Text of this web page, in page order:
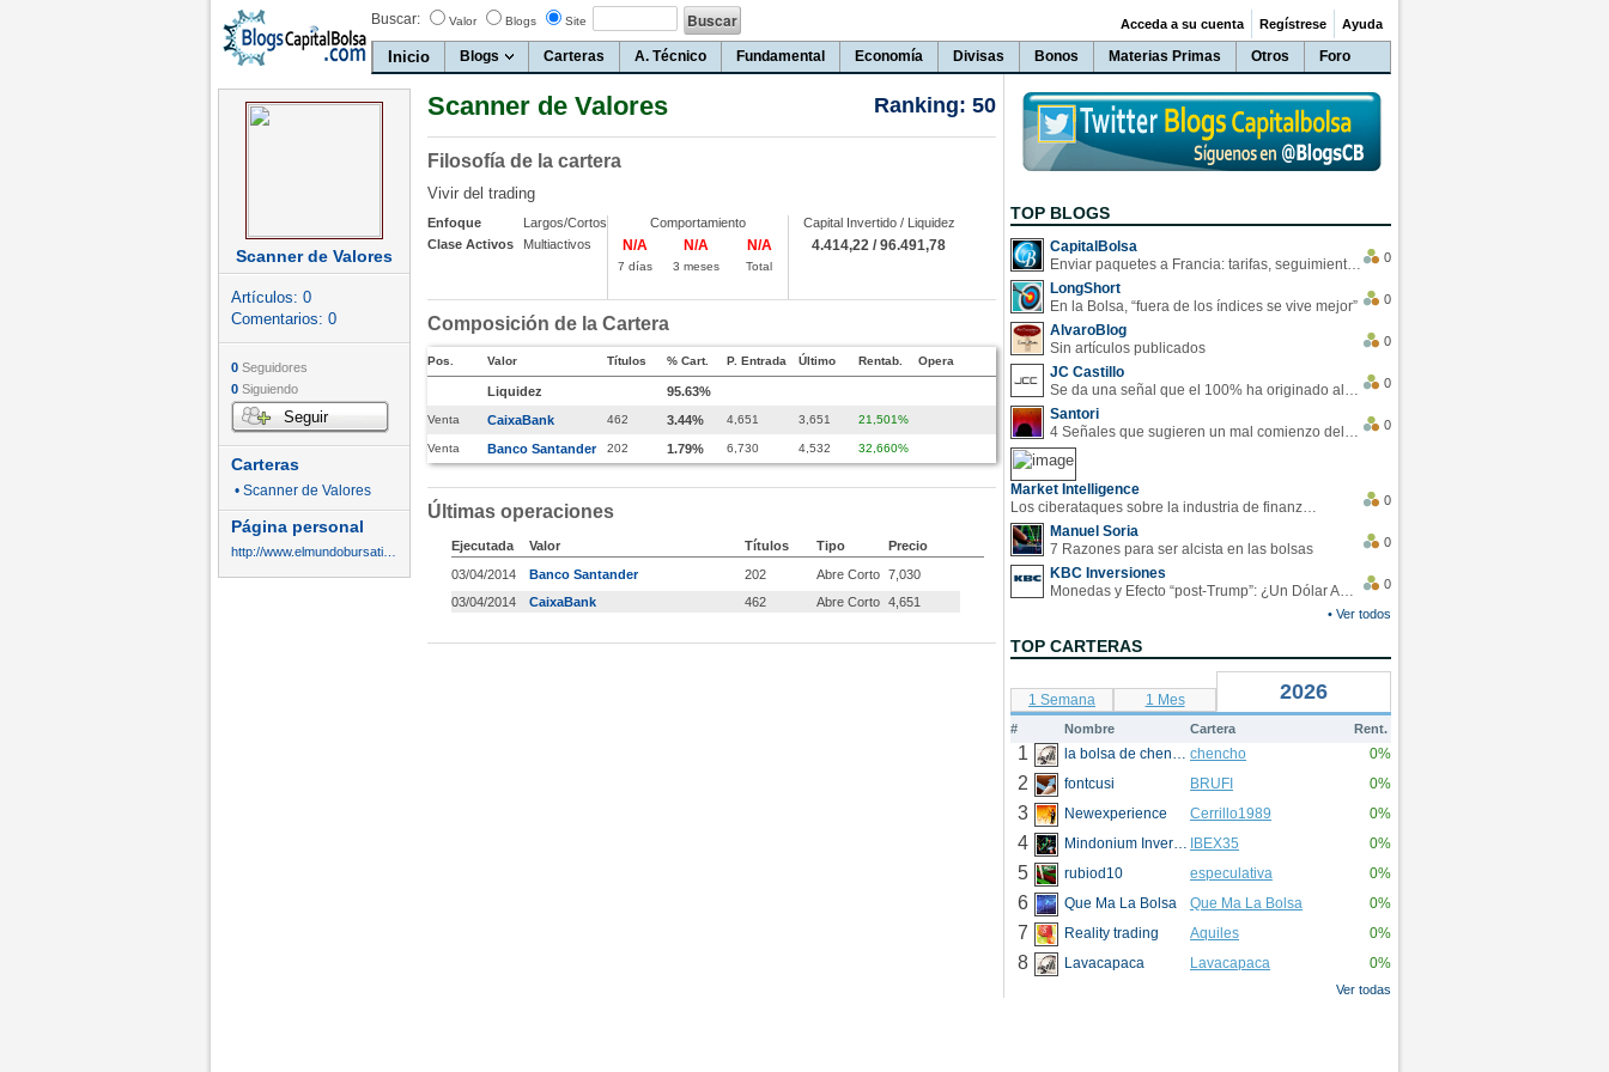
Buscar: Valor Blogs Site
Inicio Blogs Carteras A. Técnico Fundamental Economía Divisas Bonos Materias Primas Otros Foro
Acceda a su cuenta Regístrese Ayuda
Scanner de Valores
Artículos: 0
Comentarios: 0
0 Seguidores
0 Siguiendo
Seguir
Carteras
• Scanner de Valores
Página personal
Scanner de Valores Ranking: 50
Filosofía de la cartera
Vivir del trading
Enfoque
Largos/Cortos
Clase Activos
Multiactivos
Comportamiento
N/A
7 días
N/A
3 meses
N/A
Total
Capital Invertido / Liquidez
4.414,22 / 96.491,78
Composición de la Cartera
Pos. Valor Títulos % Cart. P. Entrada Último Rentab. Opera
Liquidez 95.63%
Venta CaixaBank 462 3.44% 4,651 3,651 21,501%
Venta Banco Santander 202 1.79% 6,730 4,532 32,660%
Últimas operaciones
Ejecutada Valor Títulos Tipo
Precio
03/04/2014
Banco Santander 202 Abre Corto 7,030
03/04/2014
CaixaBank 462 Abre Corto 4,651
TOP BLOGS
CapitalBolsa
Enviar paquetes a Francia: tarifas, seguimiento y ventajas destacadas
0
LongShort
En la Bolsa, “fuera de los índices se vive mejor”
0
AlvaroBlog
Sin artículos publicados
0
JC Castillo
Se da una señal que el 100% ha originado alzas en las bolsas
0
Santori
4 Señales que sugieren un mal comienzo del 3T de la economía EEUU
0
Market Intelligence
Los ciberataques sobre la industria de finanzas se han duplicado este año
0
Manuel Soria
7 Razones para ser alcista en las bolsas
0
KBC Inversiones
Monedas y Efecto “post-Trump”: ¿Un Dólar Americano operando en rangos?
0
• Ver todos
TOP CARTERAS
1 Semana 1 Mes 2026
# Nombre Cartera Rent.
1 la bolsa de chencho chencho 0%
2 fontcusi BRUFI 0%
3 Newexperience Cerrillo1989 0%
4 Mindonium Inversions IBEX35 0%
5 rubiod10 especulativa 0%
6 Que Ma La Bolsa Que Ma La Bolsa 0%
7 Reality trading Aquiles 0%
8 Lavacapaca Lavacapaca 0%
Ver todas